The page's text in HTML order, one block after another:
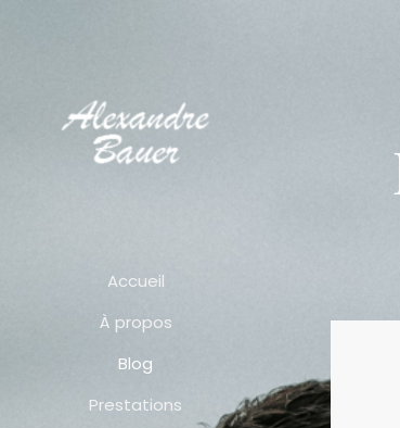
Accueil
À propos
Blog
Prestations